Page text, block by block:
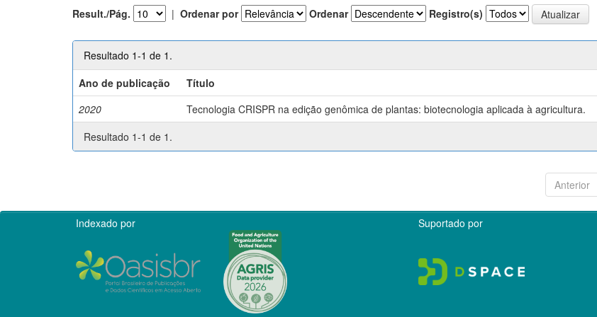
Result./Pág. | Ordenar por Ordenar Registro(s)
Resultado 1-1 de 1.
Ano de publicação
Título
2020
Tecnologia CRISPR na edição genômica de plantas: biotecnologia aplicada à agricultura.
Resultado 1-1 de 1.
Anterior
Indexado por Suportado por